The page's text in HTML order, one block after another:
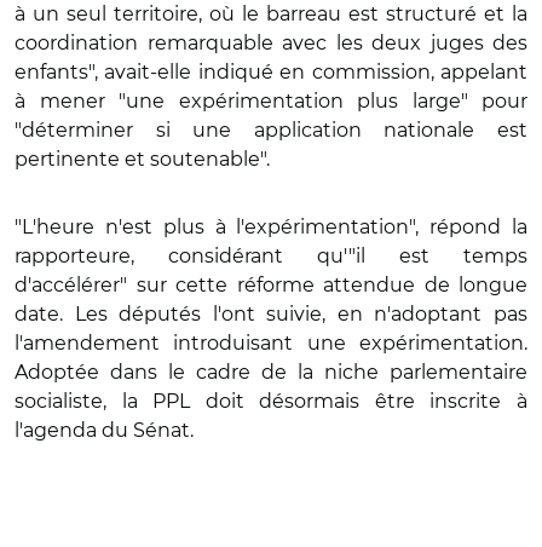
à un seul territoire, où le barreau est structuré et la
coordination remarquable avec les deux juges des
enfants", avait-elle indiqué en commission, appelant
à mener "une expérimentation plus large" pour
"déterminer si une application nationale est
pertinente et soutenable".
"L'heure n'est plus à l'expérimentation", répond la
rapporteure, considérant qu'"il est temps
d'accélérer" sur cette réforme attendue de longue
date. Les députés l'ont suivie, en n'adoptant pas
l'amendement introduisant une expérimentation.
Adoptée dans le cadre de la niche parlementaire
socialiste, la PPL doit désormais être inscrite à
l'agenda du Sénat.